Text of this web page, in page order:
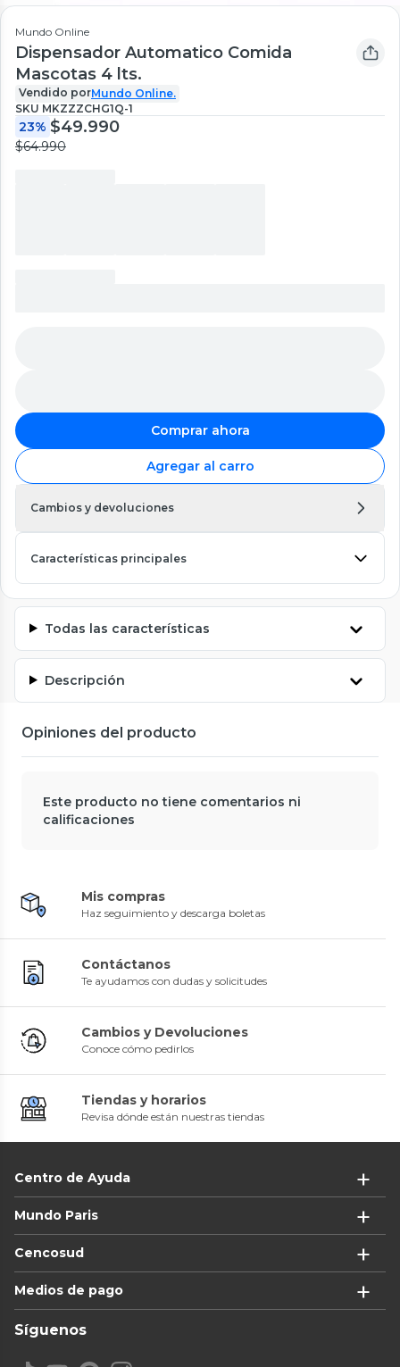
Mundo Online
Dispensador Automatico Comida
Mascotas 4 lts.
Vendido porMundo Online.
SKU MKZZZCHG1Q-1
23% $49.990
$64.990
Comprar ahora
Agregar al carro
Cambios y devoluciones
Características principales
Todas las características
Descripción
Opiniones del producto
Este producto no tiene comentarios ni
calificaciones
Mis compras
Haz seguimiento y descarga boletas
Contáctanos
Te ayudamos con dudas y solicitudes
Cambios y Devoluciones
Conoce cómo pedirlos
Tiendas y horarios
Revisa dónde están nuestras tiendas
Centro de Ayuda
Mundo Paris
Cencosud
Medios de pago
Síguenos